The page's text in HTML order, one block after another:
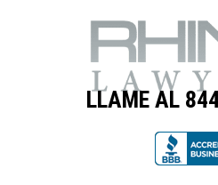
LLAME AL